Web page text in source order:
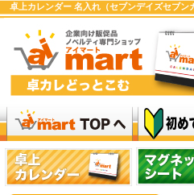
卓上カレンダー 名入れ（セブンデイズセブン